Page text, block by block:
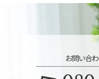
お問い合